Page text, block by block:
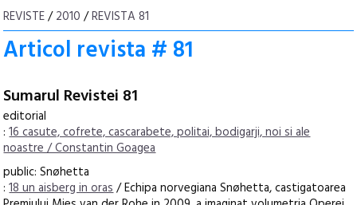
REVISTE/2010 /REVISTA 81
Articol revista # 81
Sumarul Revistei 81
editorial
:16 casute, cofrete, cascarabete, politai, bodigarji, noi si ale
noastre / Constantin Goagea
public: Snøhetta
:18 un aisberg in oras/ Echipa norvegiana Snøhetta, castigatoarea